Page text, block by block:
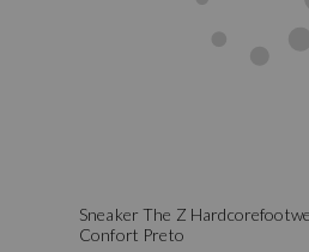
Sneaker The Z
Confort Preto